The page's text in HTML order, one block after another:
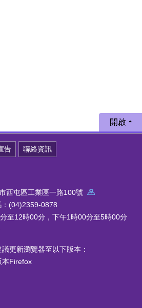
開啟
告 聯絡資訊
西屯區工業區一路100號
(04)2359-0878
至12時00分，下午1時00分至5時00分
更新瀏覽器至以下版本：
本Firefox